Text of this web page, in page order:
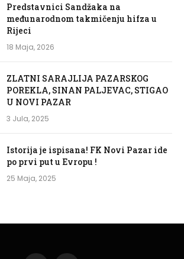
Predstavnici Sandžaka na
međunarodnom takmičenju hifza u
Rijeci
18 Maja, 2026
ZLATNI SARAJLIJA PAZARSKOG
POREKLA, SINAN PALJEVAC, STIGAO
U NOVI PAZAR
3 Jula, 2025
Istorija je ispisana! FK Novi Pazar ide
po prvi put u Evropu !
25 Maja, 2025